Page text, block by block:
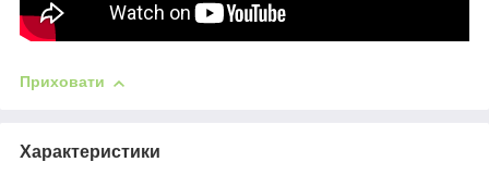
Приховати
Характеристики